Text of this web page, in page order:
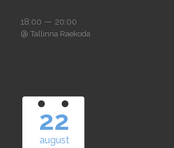
18:00 — 20:00
@ Tallinna Raekoda
22
august